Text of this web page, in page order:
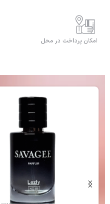
امکان پرداخت در محل